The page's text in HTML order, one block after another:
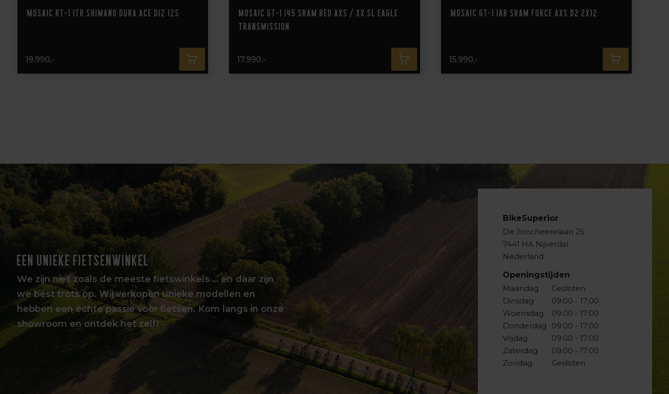
Mosaic RT-1 ITR Shimano Dura Ace Di2 12s
19.990,-
Mosaic GT-1 i45 Sram RED AXS / XX SL Eagle
Transmission
17.990,-
Mosaic GT-1 iAR Sram Force AXS D2 2x12
15.990,-
EEN UNIEKE FIETSENWINKEL
We zijn niet zoals de meeste fietswinkels … en daar zijn
we best trots op. Wij verkopen unieke modellen en
hebben een échte passie voor fietsen. Kom langs in onze
showroom en ontdek het zelf!
BikeSuperior
De Joncheerelaan 25
7441 HA Nijverdal
Nederland
Openingstijden
Maandag
Dinsdag
Woensdag
Donderdag
Vrijdag
Zaterdag
Zondag
Gesloten
09:00 - 17:00
09:00 - 17:00
09:00 - 17:00
09:00 - 17:00
09:00 - 17:00
Gesloten